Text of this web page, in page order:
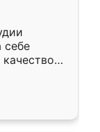
себе
качеством
почти